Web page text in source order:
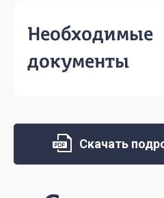
Необходимые
документы
Скачать